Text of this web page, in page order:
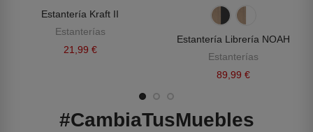
Estantería Kraft II
Estanterías
21,99 €
Estantería Librería NOAH
Estanterías
89,99 €
#CambiaTusMuebles